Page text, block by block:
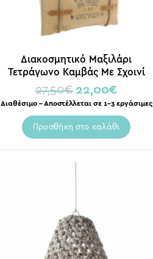
Διακοσμητικό Μαξιλάρι
Τετράγωνο Καμβάς Με Σχοινί
Natural Beige 45×45
27,50€ 22,00€
Διαθέσιμο – Αποστέλλεται σε 1-3 εργάσιμες
Προσθήκη στο καλάθι